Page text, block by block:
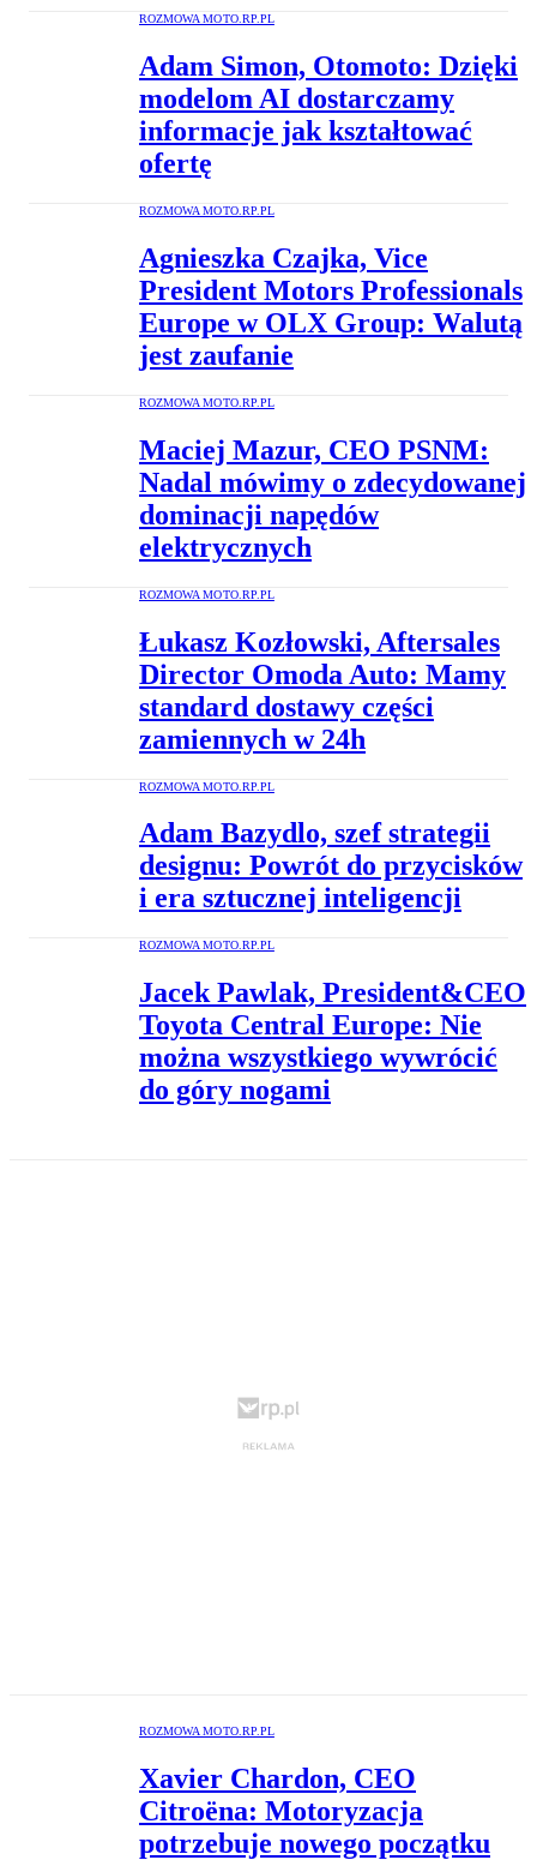
ROZMOWA MOTO.RP.PL
Adam Simon, Otomoto: Dzięki
modelom AI dostarczamy
informacje jak kształtować
ofertę
ROZMOWA MOTO.RP.PL
Agnieszka Czajka, Vice
President Motors Professionals
Europe w OLX Group: Walutą
jest zaufanie
ROZMOWA MOTO.RP.PL
Maciej Mazur, CEO PSNM:
Nadal mówimy o zdecydowanej
dominacji napędów
elektrycznych
ROZMOWA MOTO.RP.PL
Łukasz Kozłowski, Aftersales
Director Omoda Auto: Mamy
standard dostawy części
zamiennych w 24h
ROZMOWA MOTO.RP.PL
Adam Bazydlo, szef strategii
designu: Powrót do przycisków
i era sztucznej inteligencji
ROZMOWA MOTO.RP.PL
Jacek Pawlak, President&CEO
Toyota Central Europe: Nie
można wszystkiego wywrócić
do góry nogami
ROZMOWA MOTO.RP.PL
Xavier Chardon, CEO
Citroëna: Motoryzacja
potrzebuje nowego początku